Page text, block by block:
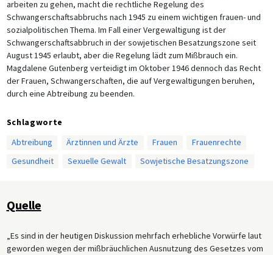
arbeiten zu gehen, macht die rechtliche Regelung des
Schwangerschaftsabbruchs nach 1945 zu einem wichtigen frauen- und
sozialpolitischen Thema. Im Fall einer Vergewaltigung ist der
Schwangerschaftsabbruch in der sowjetischen Besatzungszone seit
August 1945 erlaubt, aber die Regelung lädt zum Mißbrauch ein.
Magdalene Gutenberg verteidigt im Oktober 1946 dennoch das Recht
der Frauen, Schwangerschaften, die auf Vergewaltigungen beruhen,
durch eine Abtreibung zu beenden.
Schlagworte
Abtreibung
Ärztinnen und Ärzte Frauen
Frauenrechte
Gesundheit
Sexuelle Gewalt Sowjetische Besatzungszone
Quelle
„Es sind in der heutigen Diskussion mehrfach erhebliche Vorwürfe laut
geworden wegen der mißbräuchlichen Ausnutzung des Gesetzes vom